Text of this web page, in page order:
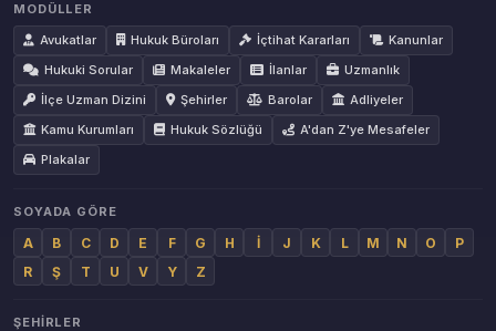
MODÜLLER
Avukatlar
Hukuk Büroları İçtihat Kararları
Kanunlar
Hukuki Sorular
Makaleler İlanlar
Uzmanlık
İlçe Uzman Dizini
Şehirler Barolar
Adliyeler
Kamu Kurumları
Hukuk Sözlüğü
A'dan Z'ye Mesafeler
Plakalar
SOYADA GÖRE
A B C D E F G H İ J K L M N O
P
R
Ş T U V Y Z
ŞEHIRLER